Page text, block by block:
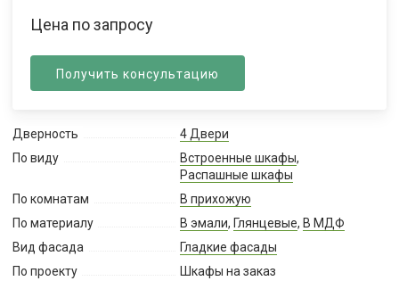
Цена по запросу
Получить консультацию
Дверность
4 Двери
По виду
Встроенные шкафы,
Распашные шкафы
По комнатам
В прихожую
По материалу
В эмали, Глянцевые, В МДФ
Вид фасада
Гладкие фасады
По проекту
Шкафы на заказ